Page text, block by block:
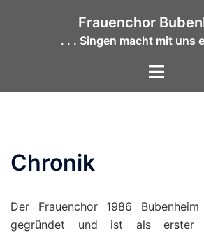
Frauenchor
. . . Singen macht mit uns
Menü
Chronik
Der Frauenchor 1986
gegründet und ist als erster